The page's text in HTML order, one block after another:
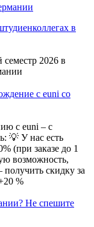
в
2026 в
с euni со
с euni – с
💡 У нас есть
(при заказе до 1
возможность,
скидку за
%
Не спешите